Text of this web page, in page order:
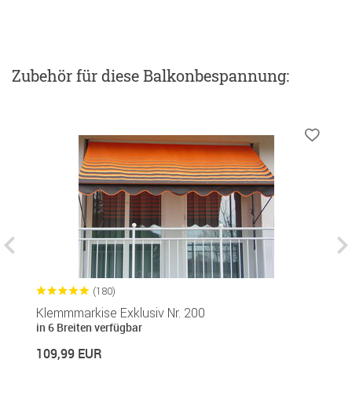
Zubehörfür diese Balkonbespannung:
(180)
Klemmmarkise Exklusiv Nr. 200
in 6 Breiten verfügbar
109,99 EUR